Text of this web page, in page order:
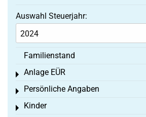
Auswahl Steuerjahr:
Familienstand
Anlage EÜR
Toggle menu
Persönliche Angaben
Toggle menu
Kinder
Toggle menu